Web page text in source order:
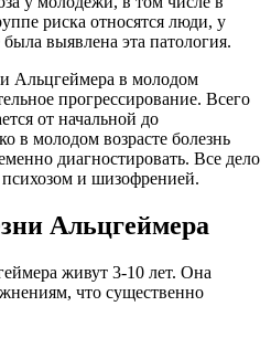
риска относятся люди, у
выявлена эта патология.
Альцгеймера в молодом
прогрессирование. Всего
от начальной до
в молодом возрасте болезнь
диагностировать. Все дело
психозом и шизофренией.
Альцгеймера
живут 3-10 лет. Она
что существенно